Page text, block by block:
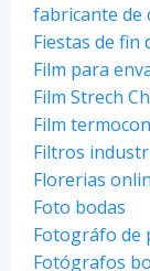
fabricante de
Fiestas de fin
Film para
Film Strech
Film
Filtros
Florerias
Foto bodas
Fotográfo de
Fotógrafos